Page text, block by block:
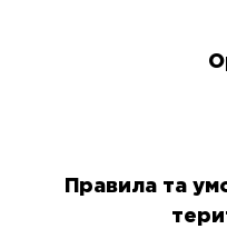
Правила та